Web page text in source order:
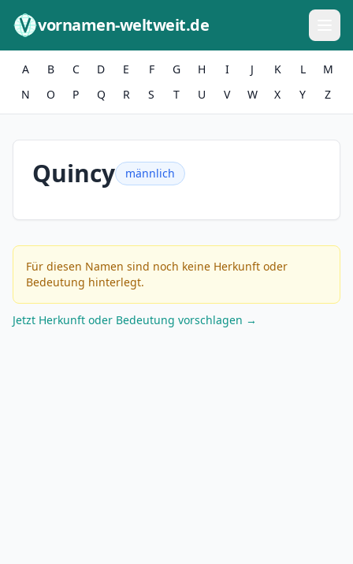
vornamen-weltweit.de
A B C D E F G H I J K L
M
N
O P Q R S T U V W X Y Z
Quincy männlich
Für diesen Namen sind noch keine Herkunft oder
Bedeutung hinterlegt.
Jetzt Herkunft oder Bedeutung vorschlagen →